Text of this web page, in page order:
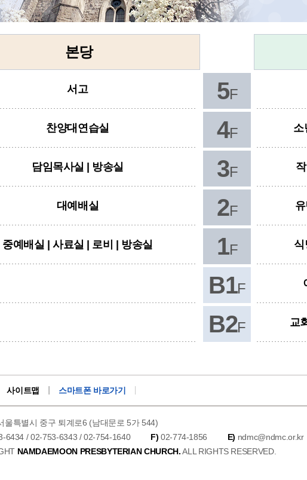
본당
서고 5F
찬양대연습실 4F 소
담임목사실 | 방송실 3F
대예배실 2F
중예배실 | 사료실 | 로비 | 방송실 1F 식
B1F
B2F 교
사이트맵 스마트폰 바로가기
울특별시 중구 퇴계로6 (남대문로 5가 544)
6434 / 02-753-6343 / 02-754-1640 F) 02-774-1856 E) ndmc@ndmc.or.kr
NAMDAEMOON PRESBYTERIAN CHURCH.ALL RIGHTS RESERVED.